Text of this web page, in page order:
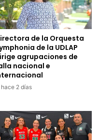
de la Orquesta
de la UDLAP
agrupaciones de
nacional e
hace 2 días